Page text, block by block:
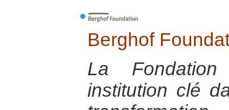
Berghof
La
institution clé